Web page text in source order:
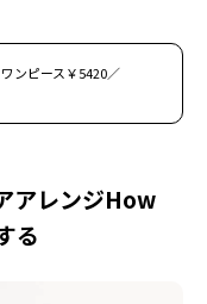
ンピース￥5420／
アレンジHow
る